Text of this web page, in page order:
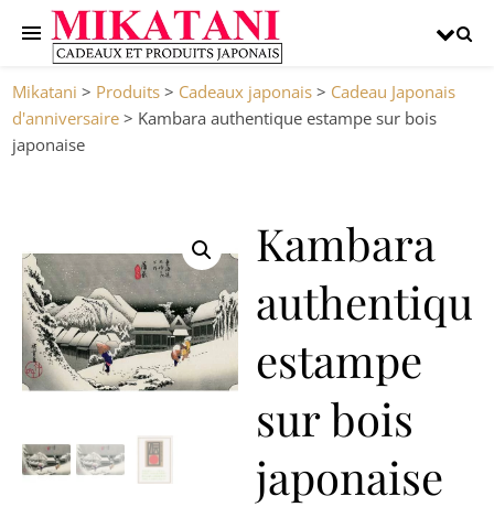
Mikatani > Produits > Cadeaux japonais > Cadeau Japonais
d'anniversaire > Kambara authentique estampe sur bois
japonaise
Kambara
estampe
sur bois
japonaise